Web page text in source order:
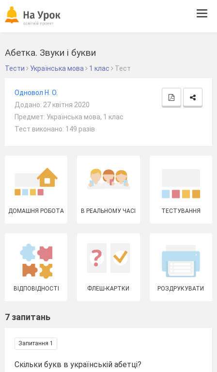
Абетка. Звуки і букви
Тести Українська мова 1 клас Тест
Одновол Н. О.
Додано: 27 квітня 2020
Предмет: Українська мова, 1 клас
Тест виконано: 149 разів
ДОМАШНЯ РОБОТА В РЕАЛЬНОМУ ЧАСІ ТЕСТУВАННЯ
ВІДПОВІДНОСТІ ФЛЕШ-КАРТКИ РОЗДРУКУВАТИ
7 запитань
Запитання 1
Скільки букв в українській абетці?